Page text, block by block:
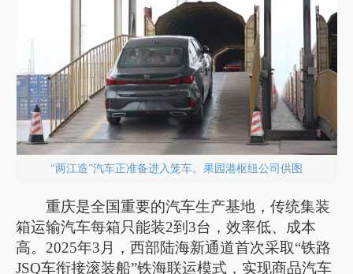
“两江造”汽车正准备进入笼车。果园港枢纽公司供图
重庆是全国重要的汽车生产基地，传统集装
箱运输汽车每箱只能装2到3台，效率低、成本
高。2025年3月，西部陆海新通道首次采取“铁路
JSQ车衔接滚装船”铁海联运模式，实现商品汽车